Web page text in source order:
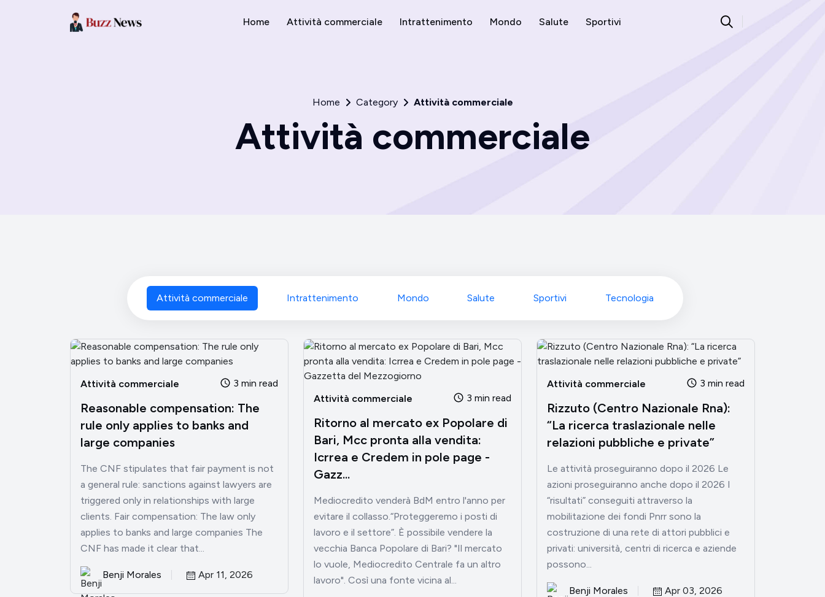
Home Attività commerciale Intrattenimento Mondo Salute Sportivi
Home Category Attività commerciale
Attività commerciale
Attività commerciale Intrattenimento Mondo Salute Sportivi Tecnologia
Attività commerciale 3 min read
Reasonable compensation: The
rule only applies to banks and
large companies
The CNF stipulates that fair payment is not
a general rule: sanctions against lawyers are
triggered only in relationships with large
clients. Fair compensation: The law only
applies to banks and large companies The
CNF has made it clear that...
Benji Morales Apr 11, 2026
Attività commerciale 3 min read
Ritorno al mercato ex Popolare di
Bari, Mcc pronta alla vendita:
Icrrea e Credem in pole page -
Gazz...
Mediocredito venderà BdM entro l'anno per
evitare il collasso.“Proteggeremo i posti di
lavoro e il settore”. È possibile vendere la
vecchia Banca Popolare di Bari? "Il mercato
lo vuole, Mediocredito Centrale fa un altro
lavoro". Così una fonte vicina al...
Attività commerciale 3 min read
Rizzuto (Centro Nazionale Rna):
“La ricerca traslazionale nelle
relazioni pubbliche e private”
Le attività proseguiranno dopo il 2026 Le
azioni proseguiranno anche dopo il 2026 I
“risultati” conseguiti attraverso la
mobilitazione dei fondi Pnrr sono la
costruzione di una rete di attori pubblici e
privati: università, centri di ricerca e aziende
possono...
Benji Morales Apr 03, 2026